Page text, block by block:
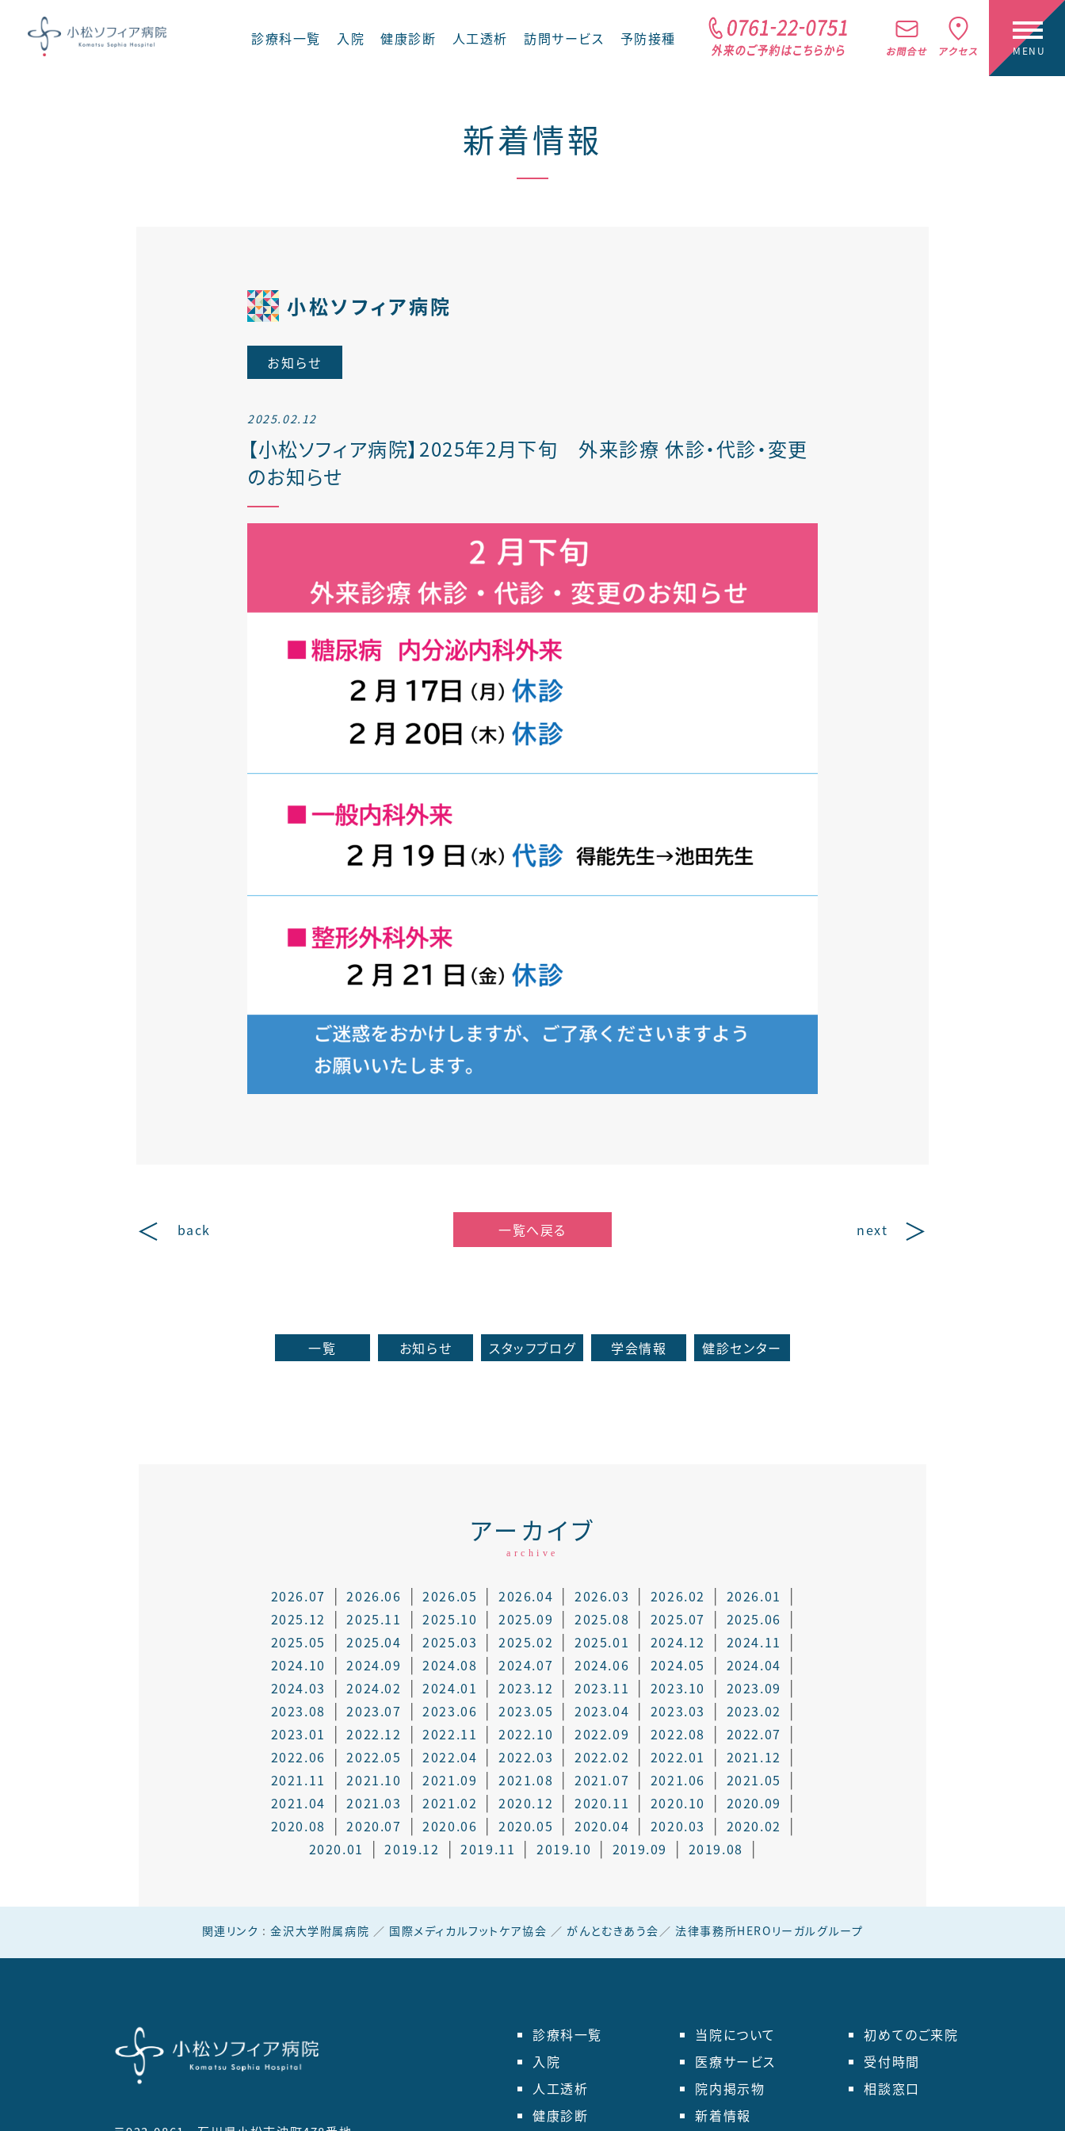
診療科一覧
糖尿病 内分泌内科 整形外科
腎臓内科
入院 健康診断 人工透析 訪問サービス 予防接種
新着情報
小松ソフィア病院
お知らせ
2025.02.12
【小松ソフィア病院】2025年2月下旬 外来診療 休診・代診・変更
のお知らせ
back 一覧へ戻る next
一覧 お知らせ スタッフブログ 学会情報 健診センター
アーカイブ
archive
2026.07 2026.06 2026.05 2026.04 2026.03 2026.02
2026.01
2025.12
2025.11 2025.10 2025.09 2025.08 2025.07
2025.06
2025.05
2025.04 2025.03 2025.02 2025.01 2024.12
2024.11
2024.10
2024.09 2024.08 2024.07 2024.06 2024.05
2024.04
2024.03
2024.02 2024.01 2023.12 2023.11 2023.10
2023.09
2023.08
2023.07 2023.06 2023.05 2023.04 2023.03
2023.02
2023.01
2022.12 2022.11 2022.10 2022.09 2022.08
2022.07
2022.06
2022.05 2022.04 2022.03 2022.02 2022.01
2021.12
2021.11
2021.10 2021.09 2021.08 2021.07 2021.06
2021.05
2021.04
2021.03 2021.02 2020.12 2020.11 2020.10
2020.09
2020.08
2020.07 2020.06 2020.05 2020.04 2020.03
2020.02
2020.01
2019.12 2019.11 2019.10 2019.09 2019.08
関連リンク :金沢大学附属病院 ／ 国際メディカルフットケア協会 ／ がんとむきあう会 ／ 法律事務所HEROリーガルグループ
診療科一覧
入院
人工透析
健康診断
当院について
医療サービス
院内掲示物
新着情報
初めてのご来院
受付時間
相談窓口